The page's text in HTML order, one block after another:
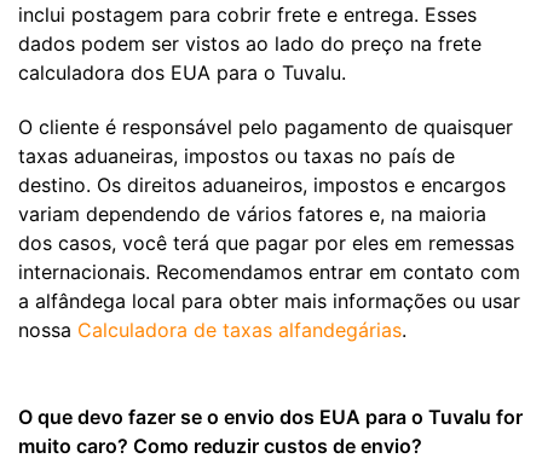
inclui postagem para cobrir frete e entrega. Esses
dados podem ser vistos ao lado do preço na frete
calculadora dos EUA para o Tuvalu.
O cliente é responsável pelo pagamento de quaisquer
taxas aduaneiras, impostos ou taxas no país de
destino. Os direitos aduaneiros, impostos e encargos
variam dependendo de vários fatores e, na maioria
dos casos, você terá que pagar por eles em remessas
internacionais. Recomendamos entrar em contato com
a alfândega local para obter mais informações ou usar
nossa Calculadora de taxas alfandegárias.
O que devo fazer se o envio dos EUA para o Tuvalu for
muito caro? Como reduzir custos de envio?